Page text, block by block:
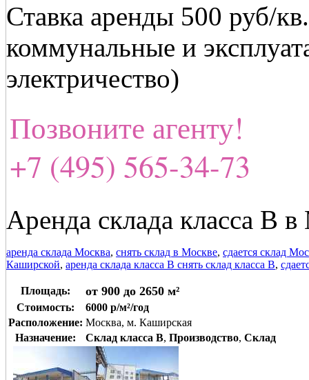
Ставка аренды 500 руб/
коммунальные и
электричество)
Позвоните агенту!
+7 (495) 565-34-73
Аренда склада класса В
аренда склада Москва, снять склад в Москве, сдается склад
Каширской, аренда склада класса В снять склад класса В,
Площадь: от 900 до 2650 м²
Стоимость:
6000 р/м²/год
Расположение: Москва, м. Каширская
Назначение:
Склад класса B, Производство, Склад